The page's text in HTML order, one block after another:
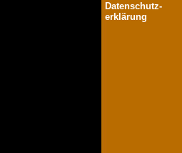
Datenschutz-
erklärung